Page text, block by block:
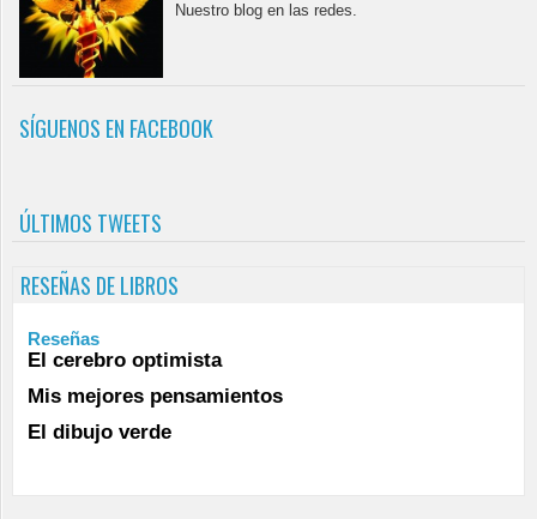
Nuestro blog en las redes.
SÍGUENOS EN FACEBOOK
ÚLTIMOS TWEETS
RESEÑAS DE LIBROS
Reseñas
El cerebro optimista
Mis mejores pensamientos
El dibujo verde